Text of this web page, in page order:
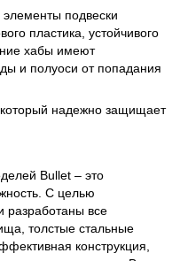
подвески
пластика, устойчивого
хабы имеют
и полуоси от попадания
надежно защищает
Bullet – это
С целью
разработаны все
толстые стальные
конструкция,